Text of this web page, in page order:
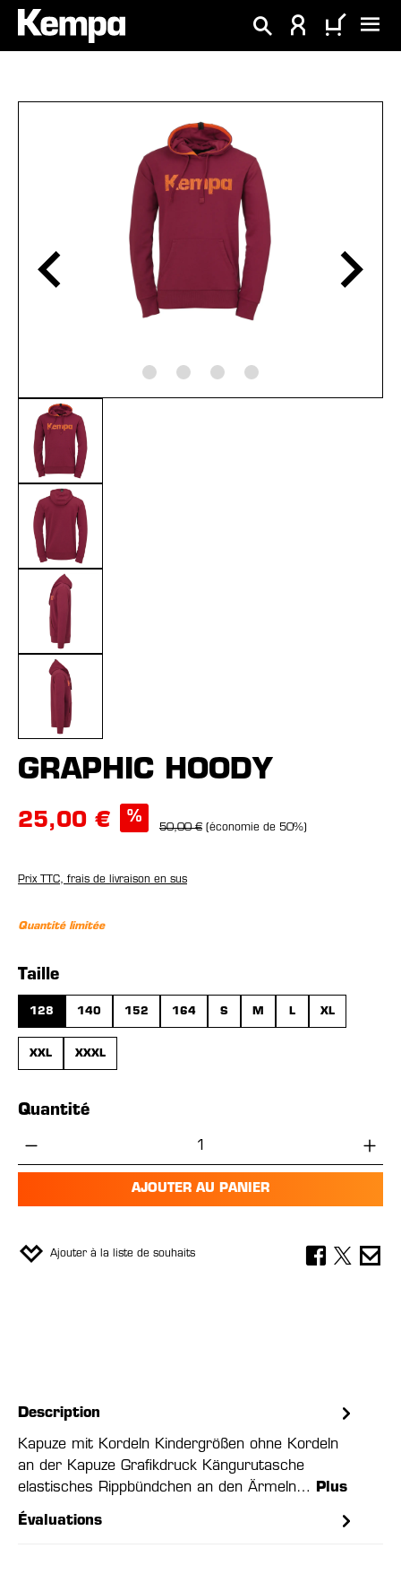
principal
GRAPHIC HOODY
25,00 € %
50,00 € (économie de 50%)
Prix TTC, frais de livraison en sus
Quantité limitée
Sélectionnez
Taille
128 140 152 164 S M L XL
XXL XXXL
Quantité
Quantité de produit : Entrez la quantité
AJOUTER AU PANIER
Ajouter à la liste de souhaits
Description
Kapuze mit Kordeln Kindergrößen ohne Kordeln
an der Kapuze Grafikdruck Kängurutasche
elastisches Rippbündchen an den Ärmeln…
Plus
Évaluations